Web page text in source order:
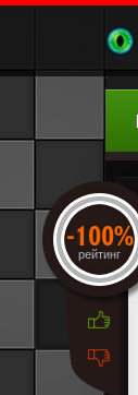
-100%
рейтинг